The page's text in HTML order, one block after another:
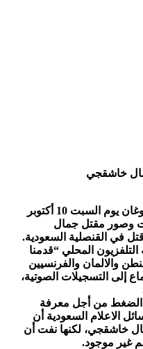
خاشقجي
قال الرئيس التركي رجب طيب أردوغان يوم السبت 10 أكتوبر
وصور مقتل جمال
في القنصلية السعودية.
المحلي “قدمنا
والالمان والفرنسيين
إلى التسجيلات الصوتية،
الضغط من أجل معرفة
الاعلام السعودية أن
خاشقجي، لكنها نفت أن
غير موجود.